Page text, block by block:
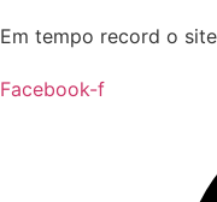
Em tempo record o
Facebook-f